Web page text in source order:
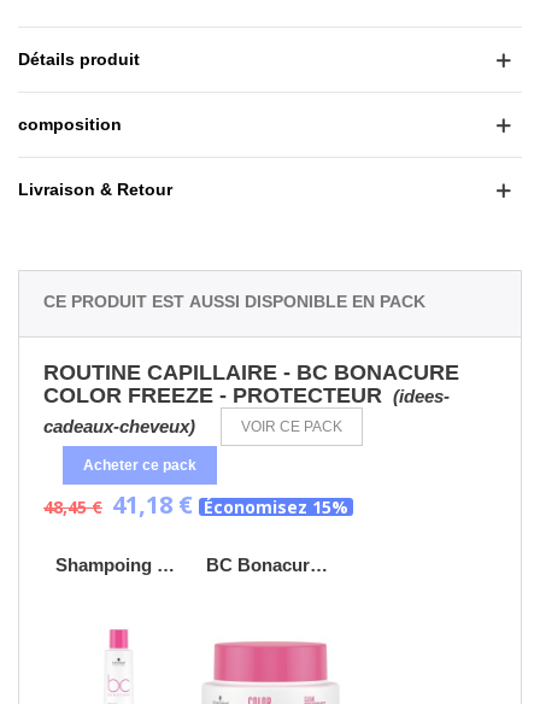
Détails produit
composition
Livraison & Retour
Ce produit est aussi disponible en pack
ROUTINE CAPILLAIRE - BC BONACURE
COLOR FREEZE - PROTECTEUR (idees-
cadeaux-cheveux)
VOIR CE PACK
Acheter ce pack
48,45 € 41,18 € Économisez 15%
Shampoing micellaire - BC Bonacure Color Freeze - 250ml BC Bonacure Color Freeze Masque 200ml